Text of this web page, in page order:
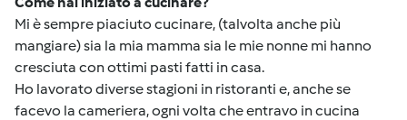
Mi è sempre piaciuto cucinare, (talvolta anche più
mangiare) sia la mia mamma sia le mie nonne mi hanno
cresciuta con ottimi pasti fatti in casa.
Ho lavorato diverse stagioni in ristoranti e, anche se
facevo la cameriera, ogni volta che entravo in cucina